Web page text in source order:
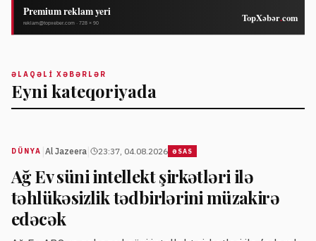
ƏLAQƏLI XƏBƏRLƏR
Eyni kateqoriyada
DÜNYA Al Jazeera 23:37, 04.08.2026 ƏSAS
Ağ Ev süni intellekt şirkətləri ilə
təhlükəsizlik tədbirlərini müzakirə
edəcək